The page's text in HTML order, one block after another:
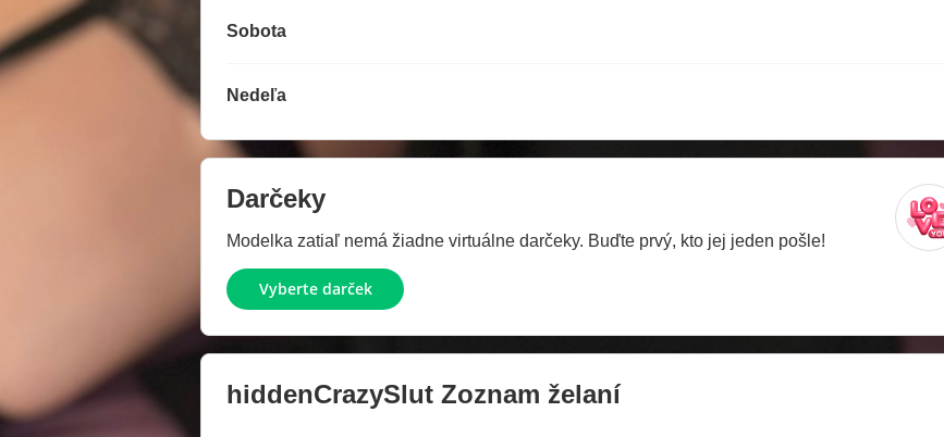
Sobota
Nedeľa
Darčeky
Modelka zatiaľ nemá žiadne virtuálne darčeky. Buďte prvý, kto jej jeden pošle!
Vyberte darček
hiddenCrazySlut Zoznam želaní